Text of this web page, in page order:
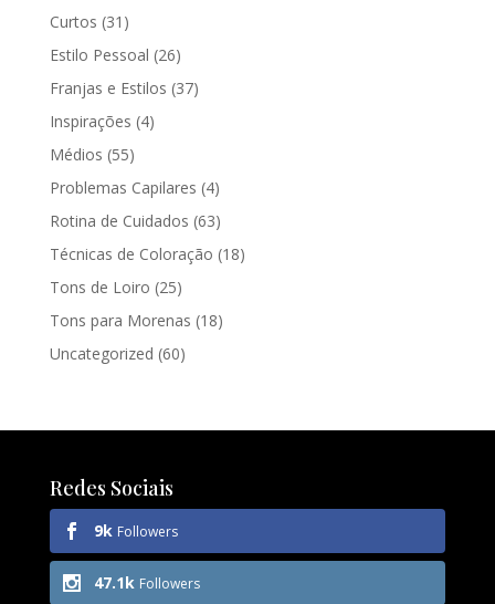
Curtos (31)
Estilo Pessoal (26)
Franjas e Estilos (37)
Inspirações (4)
Médios (55)
Problemas Capilares (4)
Rotina de Cuidados (63)
Técnicas de Coloração (18)
Tons de Loiro (25)
Tons para Morenas (18)
Uncategorized (60)
Redes Sociais
9k Followers
47.1k Followers